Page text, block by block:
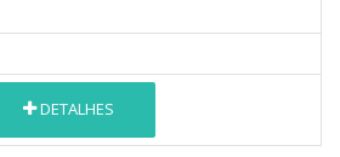
DETALHES